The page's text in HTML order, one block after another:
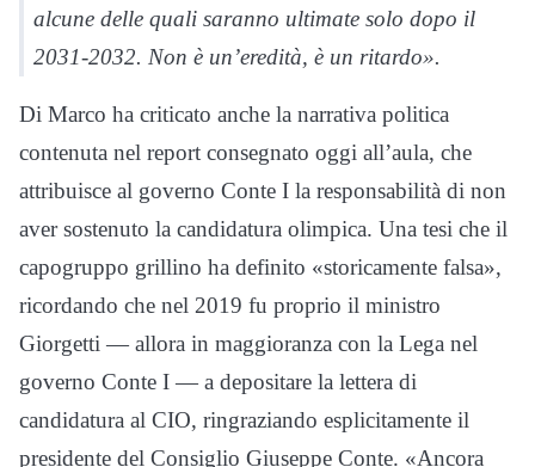
alcune delle quali saranno ultimate solo dopo il
2031-2032. Non è un’eredità, è un ritardo».
Di Marco ha criticato anche la narrativa politica
contenuta nel report consegnato oggi all’aula, che
attribuisce al governo Conte I la responsabilità di non
aver sostenuto la candidatura olimpica. Una tesi che il
capogruppo grillino ha definito «storicamente falsa»,
ricordando che nel 2019 fu proprio il ministro
Giorgetti — allora in maggioranza con la Lega nel
governo Conte I — a depositare la lettera di
candidatura al CIO, ringraziando esplicitamente il
presidente del Consiglio Giuseppe Conte. «Ancora